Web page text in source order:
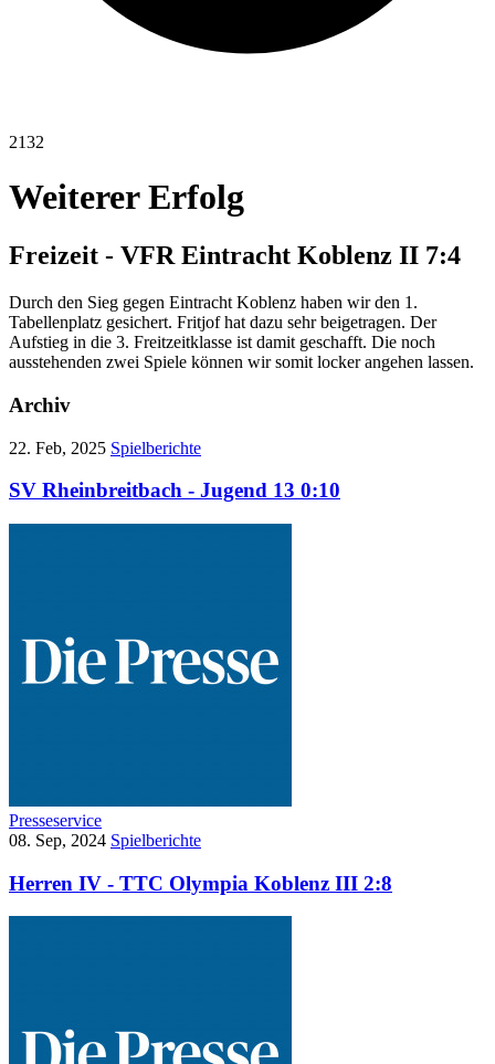
2132
Weiterer Erfolg
Freizeit - VFR Eintracht Koblenz II 7:4
Durch den Sieg gegen Eintracht Koblenz haben wir den 1.
Tabellenplatz gesichert. Fritjof hat dazu sehr beigetragen. Der
Aufstieg in die 3. Freitzeitklasse ist damit geschafft. Die noch
ausstehenden zwei Spiele können wir somit locker angehen lassen.
Archiv
22. Feb, 2025 Spielberichte
SV Rheinbreitbach - Jugend 13 0:10
Presseservice
08. Sep, 2024 Spielberichte
Herren IV - TTC Olympia Koblenz III 2:8